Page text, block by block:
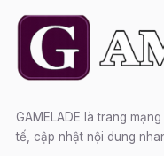
GAMELADE là trang
tế, cập nhật nội dung